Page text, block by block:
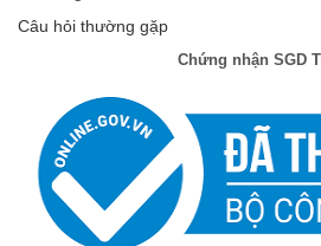
Câu hỏi thường gặp
Chứng nhận SGD